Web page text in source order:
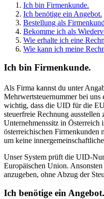
Ich bin Firmenkunde.
Ich benötige ein Angebot.
Bestellung als
Bekomme ich als
Wie erhalte ich eine
Wie kann ich meine
Ich bin Firmenkunde.
Als Firma kannst du unter
Mehrwertsteuernummer bei
wichtig, dass die UID für die
steuerfreie Rechnung ausstellen
Unternehmenssitz in Österreich
österreichischen Firmenkunden
um keine
Unser System prüft die UID-
Europäischen Union.
anzugeben, ohne Abzug der
Ich benötige ein Angebot.